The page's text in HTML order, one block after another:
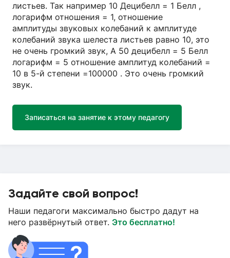
листьев. Так например 10 Децибелл = 1 Белл ,
логарифм отношения = 1, отношение
амплитуды звуковых колебаний к амплитуде
колебаний звука шелеста листьев равно 10, это
не очень громкий звук, А 50 децибелл = 5 Белл
логарифм = 5 отношение амплитуд колебаний =
10 в 5-й степени =100000 . Это очень громкий
звук.
Записаться на занятие к этому педагогу
Задайте свой вопрос!
Наши педагоги максимально быстро дадут на
него развёрнутый ответ. Это бесплатно!